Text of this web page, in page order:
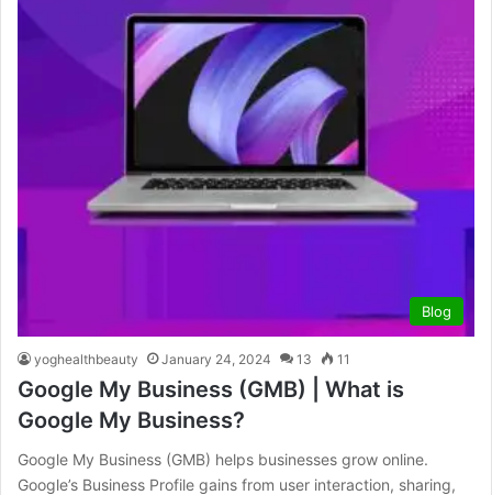
Blog
yoghealthbeauty January 24, 2024 13 11
Google My Business (GMB) | What is
Google My Business?
Google My Business (GMB) helps businesses grow online.
Google’s Business Profile gains from user interaction, sharing,